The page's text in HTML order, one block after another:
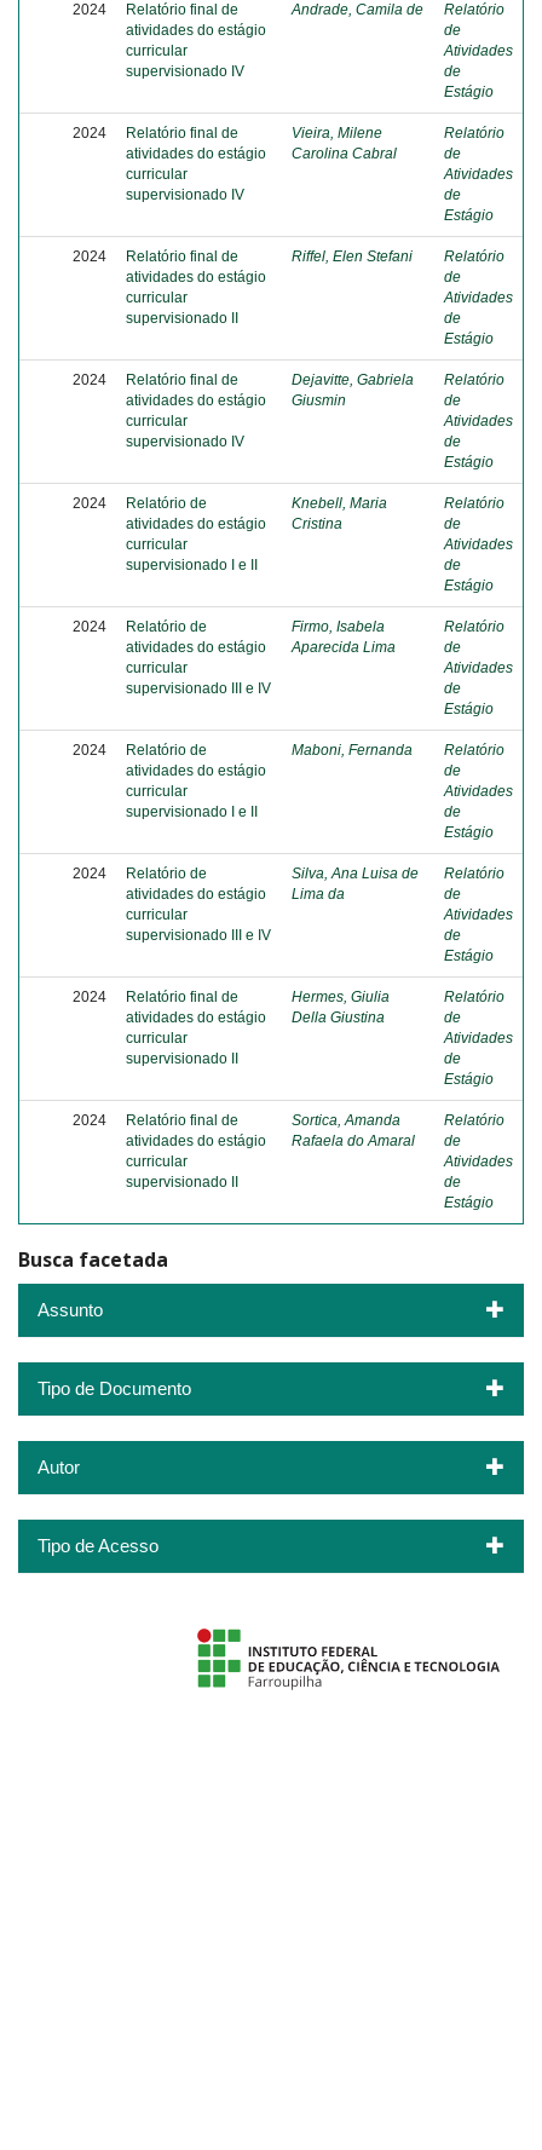
2024
Relatório final de
atividades do estágio
curricular
supervisionado IV
Andrade, Camila de
Relatório
de
Atividades
de
Estágio
2024
Relatório final de
atividades do estágio
curricular
supervisionado IV
Vieira, Milene
Carolina Cabral
Relatório
de
Atividades
de
Estágio
2024
Relatório final de
atividades do estágio
curricular
supervisionado II
Riffel, Elen Stefani
Relatório
de
Atividades
de
Estágio
2024
Relatório final de
atividades do estágio
curricular
supervisionado IV
Dejavitte, Gabriela
Giusmin
Relatório
de
Atividades
de
Estágio
2024
Relatório de
atividades do estágio
curricular
supervisionado I e II
Knebell, Maria
Cristina
Relatório
de
Atividades
de
Estágio
2024
Relatório de
atividades do estágio
curricular
supervisionado III e IV
Firmo, Isabela
Aparecida Lima
Relatório
de
Atividades
de
Estágio
2024
Relatório de
atividades do estágio
curricular
supervisionado I e II
Maboni, Fernanda
Relatório
de
Atividades
de
Estágio
2024
Relatório de
atividades do estágio
curricular
supervisionado III e IV
Silva, Ana Luisa de
Lima da
Relatório
de
Atividades
de
Estágio
2024
Relatório final de
atividades do estágio
curricular
supervisionado II
Hermes, Giulia
Della Giustina
Relatório
de
Atividades
de
Estágio
2024
Relatório final de
atividades do estágio
curricular
supervisionado II
Sortica, Amanda
Rafaela do Amaral
Relatório
de
Atividades
de
Estágio
Busca facetada
Assunto
Tipo de Documento
Autor
Tipo de Acesso